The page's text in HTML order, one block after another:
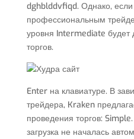
dghblddvfiqd. Однако, если
профессиональным
уровня Intermediate будет
торгов.
Enter на клавиатуре. В
трейдера, Kraken
проведения торгов:
загрузка не началась